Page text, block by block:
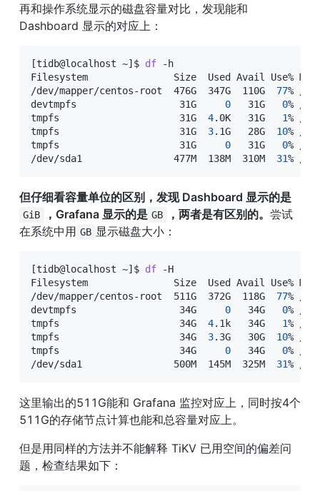
再和操作系统显示的磁盘容量对比，发现能和
Dashboard 显示的对应上：
[tidb@localhost ~] $ df -h
Filesystem               Size  Used Avail Use%
/dev/mapper/centos-root  476G  347G  110G 77% /
devtmpfs                  31G 0
   31G
0% /
tmpfs                     31G 4.0K   31G 1% /
tmpfs                     31G 3.1G   28G 10% /
tmpfs                     31G 0
   31G
0% /
/dev/sda1                477M  138M  310M 31% /
但仔细看容量单位的区别，发现 Dashboard 显示的是
GiB ，Grafana 显示的是 GB ，两者是有区别的。 尝试
在系统中用 GB 显示磁盘大小：
[tidb@localhost ~] $ df -H
Filesystem               Size  Used Avail Use%
/dev/mapper/centos-root  511G  372G  118G 77% /
devtmpfs                  34G 0
   34G
0% /
tmpfs                     34G 4.1k   34G 1% /
tmpfs                     34G 3.3G   30G 10% /
tmpfs                     34G 0
   34G
0% /
/dev/sda1                500M  145M  325M 31% /
这里输出的511G能和 Grafana 监控对应上，同时按4个
511G的存储节点计算也能和总容量对应上。
但是用同样的方法并不能解释 TiKV 已用空间的偏差问
题，检查结果如下：